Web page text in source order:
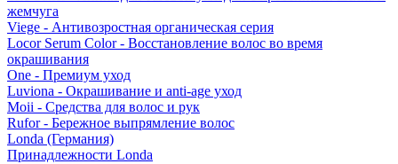
жемчуга
Viege - Антивозростная органическая серия
Locor Serum Color - Восстановление волос во время
окрашивания
One - Премиум уход
Luviona - Окрашивание и anti-age уход
Moii - Средства для волос и рук
Rufor - Бережное выпрямление волос
Londa (Германия)
Принадлежности Londa